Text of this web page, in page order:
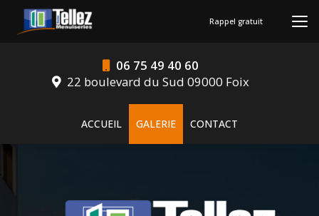
contenu
06 75 49 40 60
22 boulevard du Sud 09000 Foix
ACCUEIL
GALERIE CONTACT
Rappel gratuit